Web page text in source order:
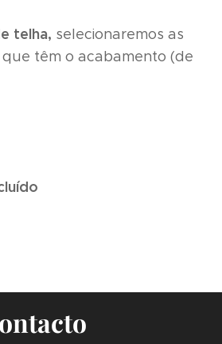
telha, selecionaremos as
têm o acabamento (de